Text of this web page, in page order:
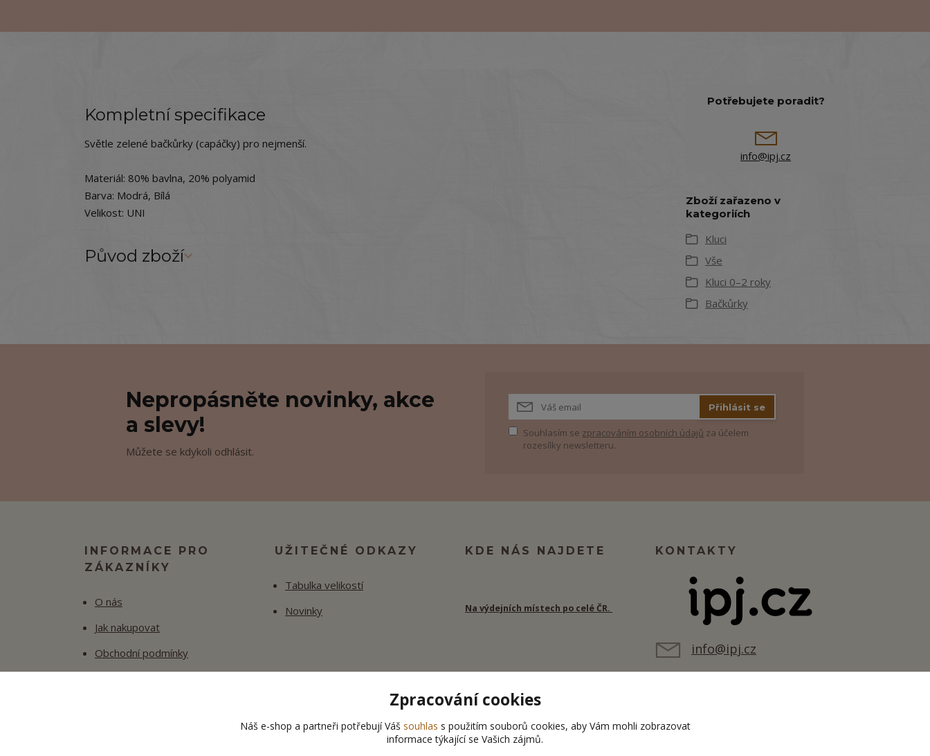
Kompletní specifikace
Světle zelené bačkůrky (capáčky) pro nejmenší.
Materiál: 80% bavlna, 20% polyamid
Barva: Modrá, Bílá
Velikost: UNI
Původ zboží
Potřebujete poradit?
info@ipj.cz
Zboží zařazeno v
kategoriích
Kluci
Vše
Kluci 0–2 roky
Bačkůrky
Nepropásněte novinky, akce
a slevy!
Můžete se kdykoli odhlásit.
Přihlásit se
Souhlasím se zpracováním osobních údajů za účelem
rozesílky newsletteru.
INFORMACE PRO
ZÁKAZNÍKY
O nás
Jak nakupovat
Obchodní podmínky
UŽITEČNÉ ODKAZY
Tabulka velikostí
Novinky
KDE NÁS NAJDETE
Na výdejních místech po celé ČR.
KONTAKTY
info@ipj.cz
Zpracování cookies
Náš e-shop a partneři potřebují Váš souhlas s použitím souborů cookies, aby Vám mohli zobrazovat
informace týkající se Vašich zájmů.